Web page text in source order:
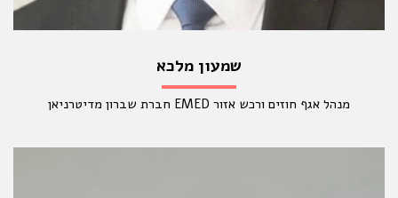
שמעון מלכא
מנהל אגף חוזים ורכש אזור EMED חברת שברון מדיטרניאן